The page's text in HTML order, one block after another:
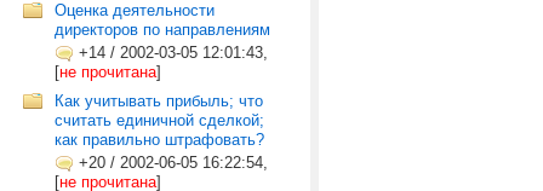
Оценка деятельности
директоров по направлениям
+14 / 2002-03-05 12:01:43,
[не прочитана]
Как учитывать прибыль; что
считать единичной сделкой;
как правильно штрафовать?
+20 / 2002-06-05 16:22:54,
[не прочитана]